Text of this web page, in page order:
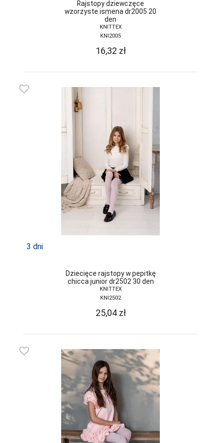
Rajstopy dziewczęce
wzorzyste ismena dr2005 20
den
KNITTEX
KNI2005
16,32 zł
favorite_border
3 dni
Dziecięce rajstopy w pepitkę
chicca junior dr2502 30 den
KNITTEX
KNI2502
25,04 zł
favorite_border